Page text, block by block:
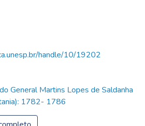
handle/10/19202
General Martins Lopes de Saldanha
1782- 1786